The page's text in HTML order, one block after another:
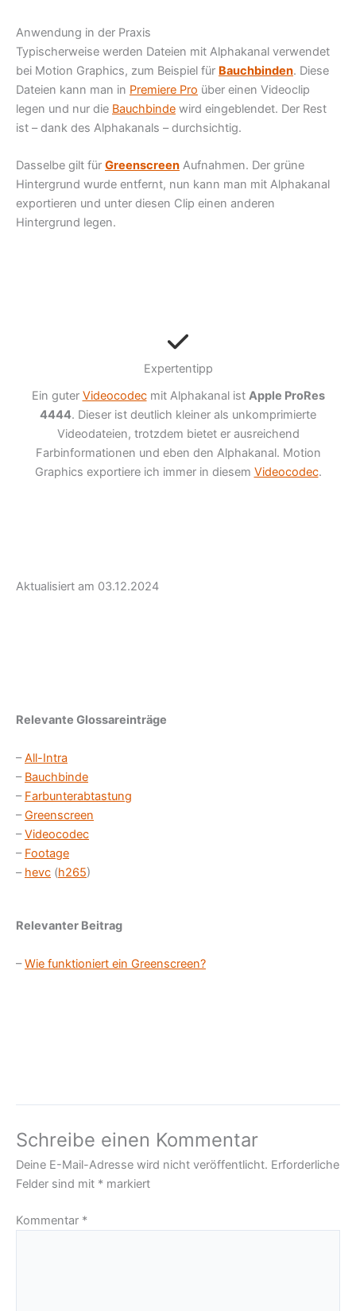
Anwendung in der Praxis
Typischerweise werden Dateien mit Alphakanal verwendet
bei Motion Graphics, zum Beispiel für Bauchbinden. Diese
Dateien kann man in Premiere Pro über einen Videoclip
legen und nur die Bauchbinde wird eingeblendet. Der Rest
ist – dank des Alphakanals – durchsichtig.
Dasselbe gilt für Greenscreen Aufnahmen. Der grüne
Hintergrund wurde entfernt, nun kann man mit Alphakanal
exportieren und unter diesen Clip einen anderen
Hintergrund legen.
Expertentipp
Ein guter Videocodecmit Alphakanal ist Apple ProRes
4444. Dieser ist deutlich kleiner als unkomprimierte
Videodateien, trotzdem bietet er ausreichend
Farbinformationen und eben den Alphakanal. Motion
Graphics exportiere ich immer in diesem Videocodec.
Aktualisiert am 03.12.2024
Relevante Glossareinträge
–All-Intra
– Bauchbinde
– Farbunterabtastung
–Greenscreen
–Videocodec
– Footage
– hevc (h265)
Relevanter Beitrag
–Wie funktioniert ein Greenscreen?
Schreibe einen Kommentar
Deine E-Mail-Adresse wird nicht veröffentlicht. Erforderliche
Felder sind mit * markiert
Kommentar *